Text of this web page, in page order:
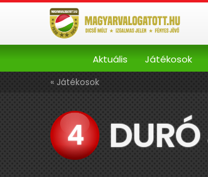
Aktuális Játékosok
« Játékosok
4